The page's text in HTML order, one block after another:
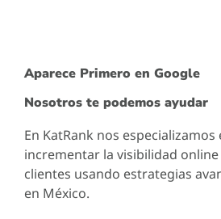
Aparece Primero en Google
Nosotros te podemos ayudar
En KatRank nos
incrementar la visibilidad
clientes usando estrategias
en México.